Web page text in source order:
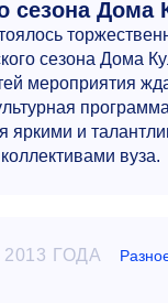
сезона Дома
сезона Дома
мероприятия
яркими и
вуза.
ГОДА